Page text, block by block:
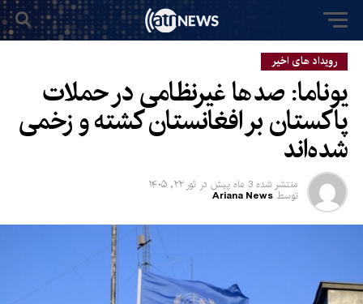
رویداد های اخیر
یوناما: صدها غیرنظامی در حملات
پاکستان بر افغانستان کشته و زخمی
شده‌اند
منتشر شده 3 ماه پیش در ثور ۲۲, ۱۴۰۵
توسط Ariana News